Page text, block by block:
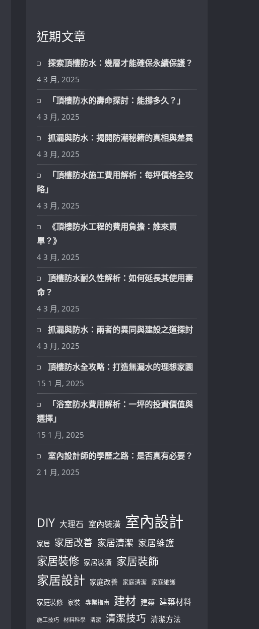
近期文章
探索頂樓防水：幾層才能確保永續保護？
4 3 月, 2025
「頂樓防水的壽命探討：能撐多久？」
4 3 月, 2025
抓漏與防水：揭開防潮秘籍的真相與差異
4 3 月, 2025
「頂樓防水施工費用解析：每坪價格全攻
略」
4 3 月, 2025
《頂樓防水工程的費用負擔：誰來買
單？》
4 3 月, 2025
頂樓防水耐久性解析：如何延長其使用壽
命？
4 3 月, 2025
抓漏與防水：兩者的異同與建設之道探討
4 3 月, 2025
頂樓防水全攻略：打造無漏水的理想家園
15 1 月, 2025
「浴室防水費用解析：一坪的投資價值與
選擇」
15 1 月, 2025
室內設計師的學歷之路：是否真有必要？
2 1 月, 2025
DIY 大理石 室內裝潢 室內設計
家居 家居改善 家居清潔 家居維護
家居裝修 家居裝潢 家居裝飾
家居設計 家庭改善 家庭清潔 家庭維護
家庭裝修 家裝 專業指南 建材 建築 建築材料
施工技巧 材料科學 清潔 清潔技巧 清潔方法